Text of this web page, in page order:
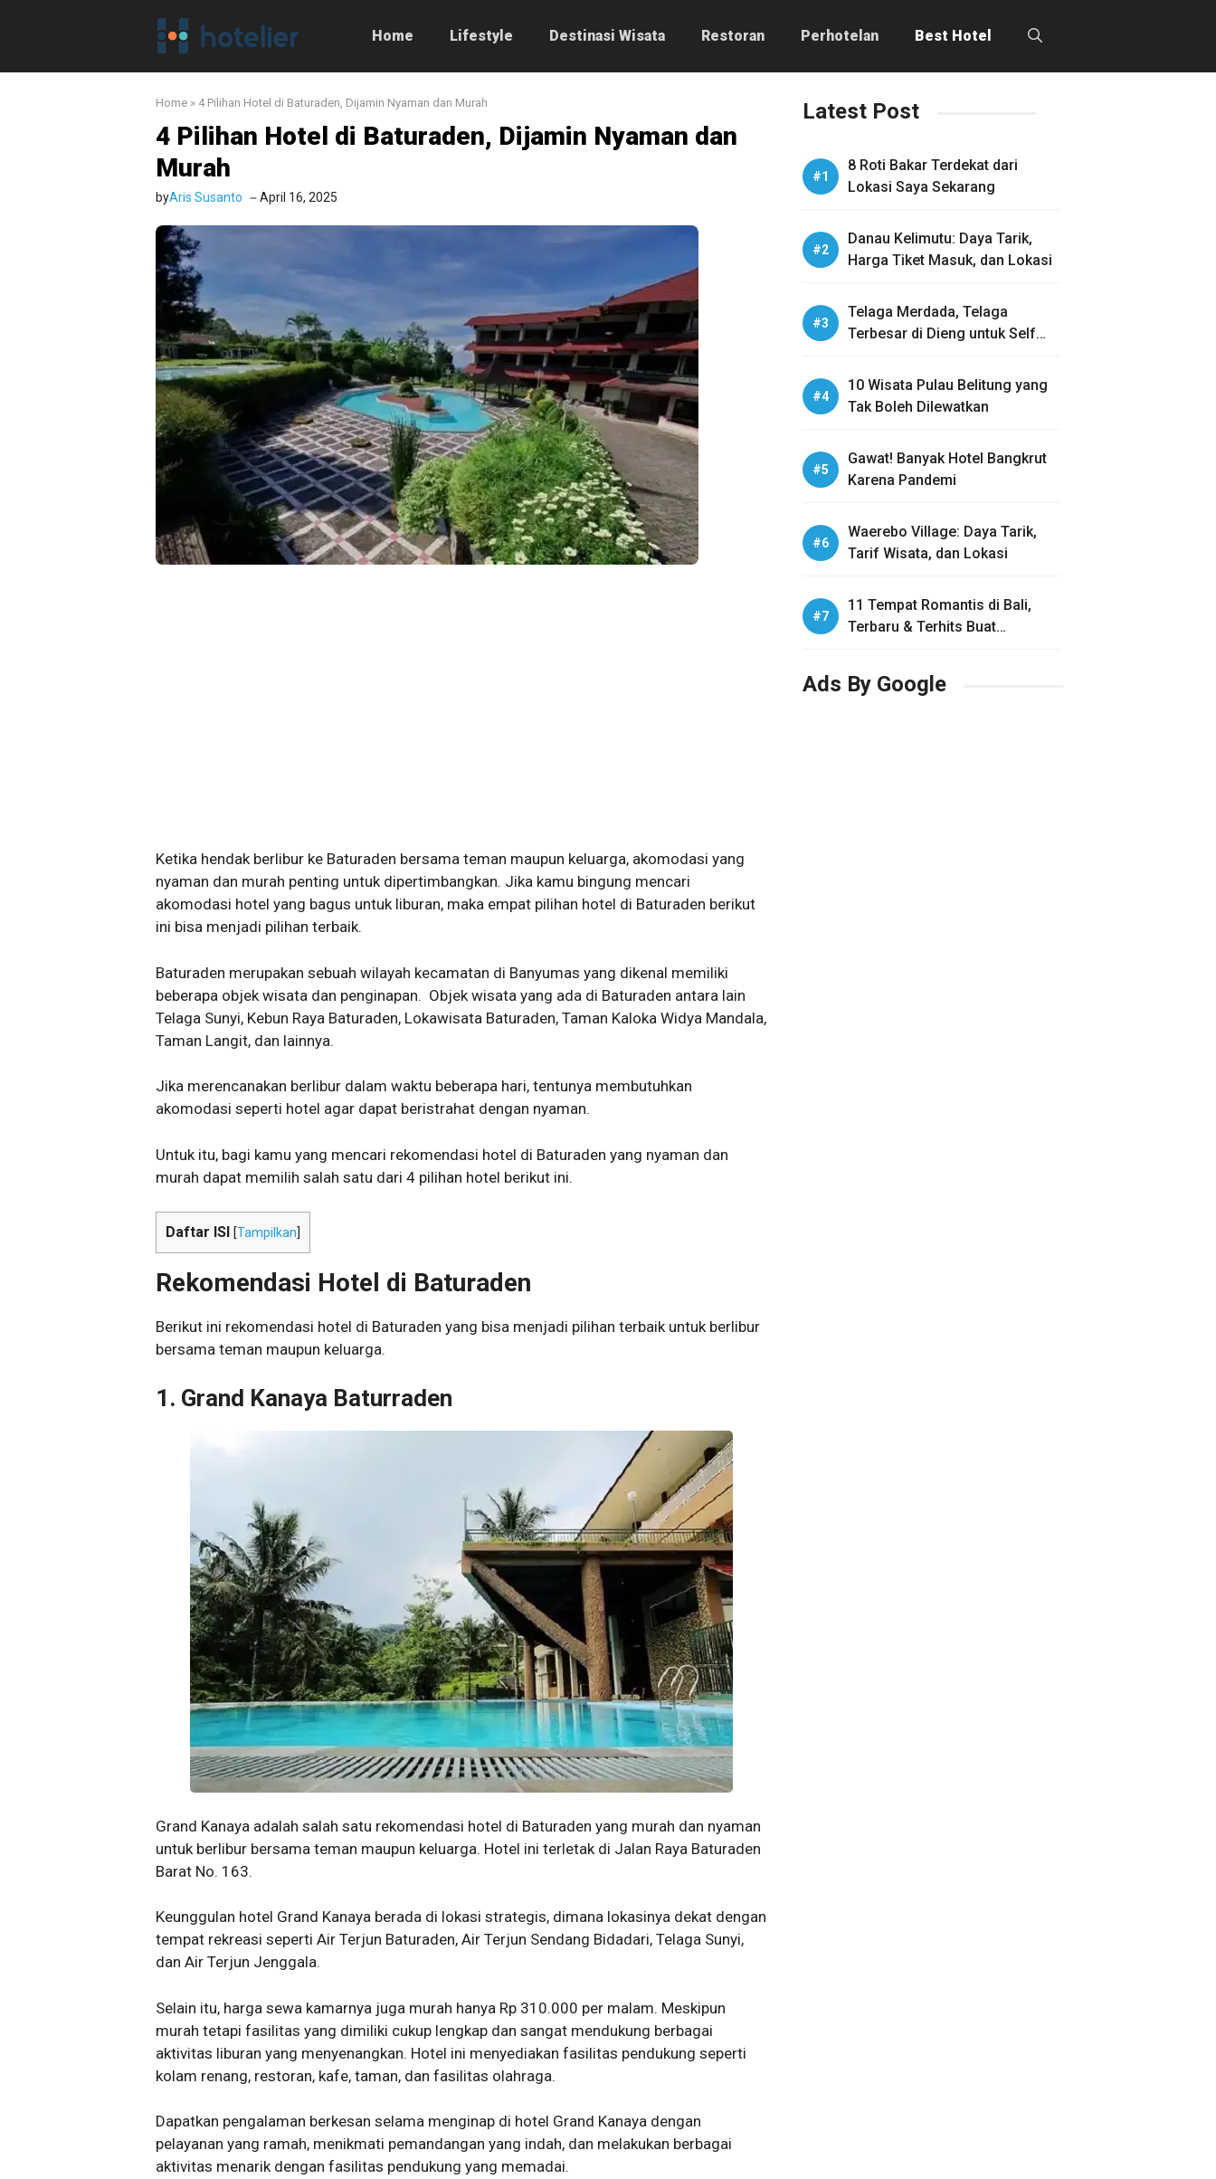
Home Lifestyle Destinasi Wisata Restoran Perhotelan Best Hotel
Home » 4 Pilihan Hotel di Baturaden, Dijamin Nyaman dan Murah
4 Pilihan Hotel di Baturaden, Dijamin Nyaman dan
Murah
byAris Susanto April 16, 2025
Ketika hendak berlibur ke Baturaden bersama teman maupun keluarga, akomodasi yang
nyaman dan murah penting untuk dipertimbangkan. Jika kamu bingung mencari
akomodasi hotel yang bagus untuk liburan, maka empat pilihan hotel di Baturaden berikut
ini bisa menjadi pilihan terbaik.
Baturaden merupakan sebuah wilayah kecamatan di Banyumas yang dikenal memiliki
beberapa objek wisata dan penginapan. Objek wisata yang ada di Baturaden antara lain
Telaga Sunyi, Kebun Raya Baturaden, Lokawisata Baturaden, Taman Kaloka Widya Mandala,
Taman Langit, dan lainnya.
Jika merencanakan berlibur dalam waktu beberapa hari, tentunya membutuhkan
akomodasi seperti hotel agar dapat beristrahat dengan nyaman.
Untuk itu, bagi kamu yang mencari rekomendasi hotel di Baturaden yang nyaman dan
murah dapat memilih salah satu dari 4 pilihan hotel berikut ini.
Daftar ISI [Tampilkan
Rekomendasi Hotel di Baturaden
Berikut ini rekomendasi hotel di Baturaden yang bisa menjadi pilihan terbaik untuk berlibur
bersama teman maupun keluarga.
1. Grand Kanaya Baturraden
Grand Kanaya adalah salah satu rekomendasi hotel di Baturaden yang murah dan nyaman
untuk berlibur bersama teman maupun keluarga. Hotel ini terletak di Jalan Raya Baturaden
Barat No. 163.
Keunggulan hotel Grand Kanaya berada di lokasi strategis, dimana lokasinya dekat dengan
tempat rekreasi seperti Air Terjun Baturaden, Air Terjun Sendang Bidadari, Telaga Sunyi,
dan Air Terjun Jenggala.
Selain itu, harga sewa kamarnya juga murah hanya Rp 310.000 per malam. Meskipun
murah tetapi fasilitas yang dimiliki cukup lengkap dan sangat mendukung berbagai
aktivitas liburan yang menyenangkan. Hotel ini menyediakan fasilitas pendukung seperti
kolam renang, restoran, kafe, taman, dan fasilitas olahraga.
Dapatkan pengalaman berkesan selama menginap di hotel Grand Kanaya dengan
pelayanan yang ramah, menikmati pemandangan yang indah, dan melakukan berbagai
aktivitas menarik dengan fasilitas pendukung yang memadai.
Latest Post
8 Roti Bakar Terdekat dari
Lokasi Saya Sekarang
Danau Kelimutu: Daya Tarik,
Harga Tiket Masuk, dan Lokasi
Telaga Merdada, Telaga
Terbesar di Dieng untuk Self
10 Wisata Pulau Belitung yang
Tak Boleh Dilewatkan
Gawat! Banyak Hotel Bangkrut
Karena Pandemi
Waerebo Village: Daya Tarik,
Tarif Wisata, dan Lokasi
11 Tempat Romantis di Bali,
Terbaru & Terhits Buat
Ads By Google